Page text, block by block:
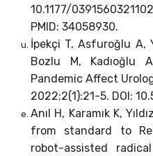
10.1177/
PMID: 34058930.
İpekçi T, Asfuroğlu A,
Bozlu M, Kadıoğlu
Pandemic Affect
2022;2(1):21-5. DOI:
Anıl H, Karamık K,
from standard to
robot-assisted